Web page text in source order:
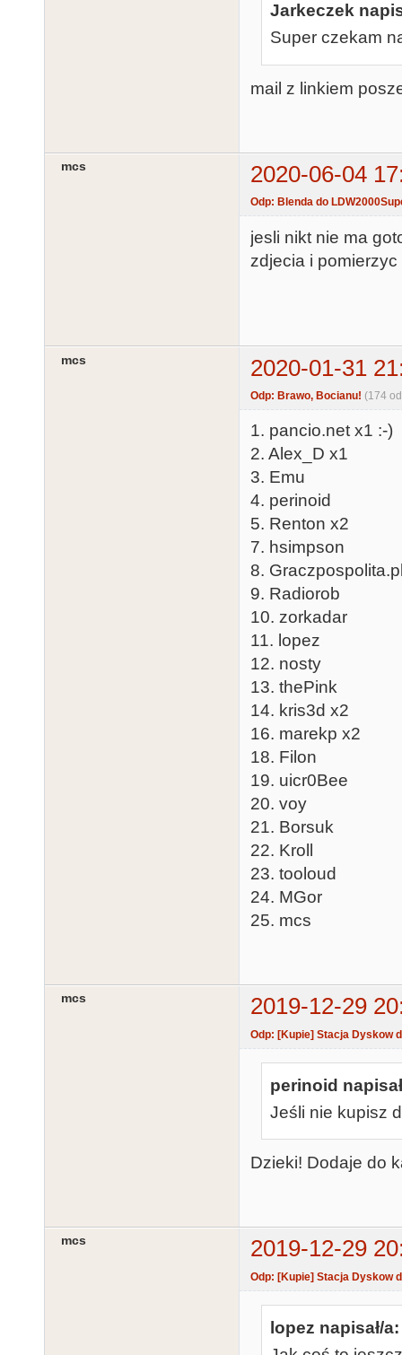
Jarkeczek
Super czekam
mail z linkiem
mcs 2020-06-04
Odp: Blenda do
jesli nikt nie ma
zdjecia i
mcs 2020-01-31
Odp: Brawo, Bocianu! (174
1. pancio.net x1 :-)
2. Alex_D x1
3. Emu
4. perinoid
5. Renton x2
7. hsimpson
8.
9. Radiorob
10. zorkadar
11. lopez
12. nosty
13. thePink
14. kris3d x2
16. marekp x2
18. Filon
19. uicr0Bee
20. voy
21. Borsuk
22. Kroll
23. tooloud
24. MGor
25. mcs
mcs 2019-12-29
Odp: [Kupie] Stacja Dyskow
perinoid
Jeśli nie kupisz
Dzieki! Dodaje do
mcs 2019-12-29
Odp: [Kupie] Stacja Dyskow
lopez napisał/a: